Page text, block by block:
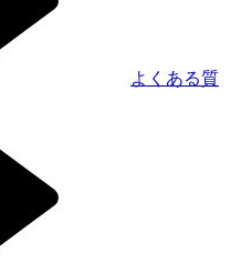
よくある質